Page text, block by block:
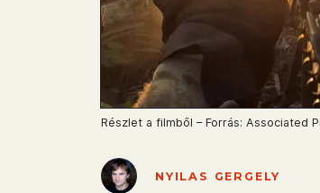
Részlet a filmből – Forrás: Associated
NYILAS GERGELY